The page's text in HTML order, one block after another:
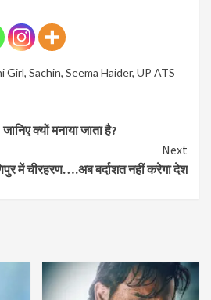
Girl, Sachin, Seema Haider, UP ATS
क्यों मनाया जाता है?
Next
में चीरहरण….अब बर्दाशत नहीं करेगा देश